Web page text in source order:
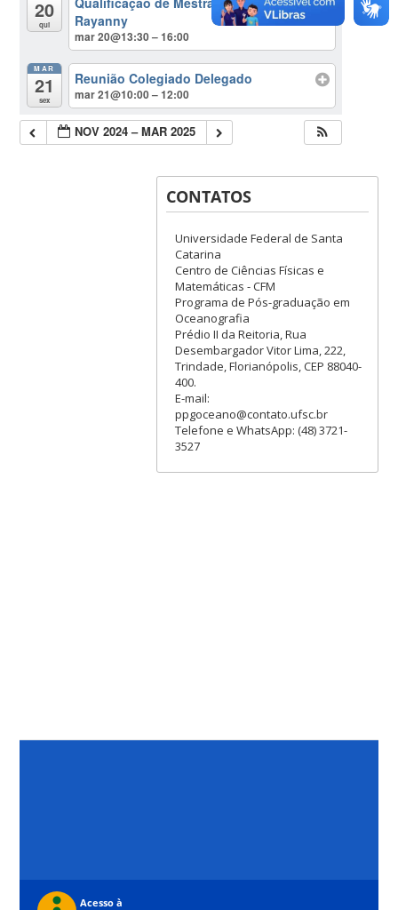
20
qui
Rayanny
mar 20@13:30 – 16:00
MAR
21
sex
Reunião Colegiado Delegado
mar 21@10:00 – 12:00
NOV 2024 – MAR 2025
CONTATOS
Universidade Federal de Santa
Catarina
Centro de Ciências Físicas e
Matemáticas - CFM
Programa de Pós-graduação em
Oceanografia
Prédio II da Reitoria, Rua
Desembargador Vitor Lima, 222,
Trindade, Florianópolis, CEP 88040-
400.
E-mail:
ppgoceano@contato.ufsc.br
Telefone e WhatsApp: (48) 3721-
3527